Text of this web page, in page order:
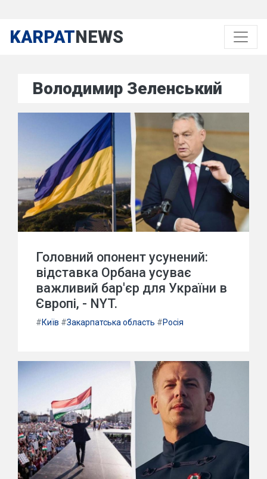
KARPATNEWS
Володимир Зеленський
Головний опонент усунений:
відставка Орбана усуває
важливий бар'єр для України в
Європі, - NYT.
#Київ #Закарпатська область #Росія